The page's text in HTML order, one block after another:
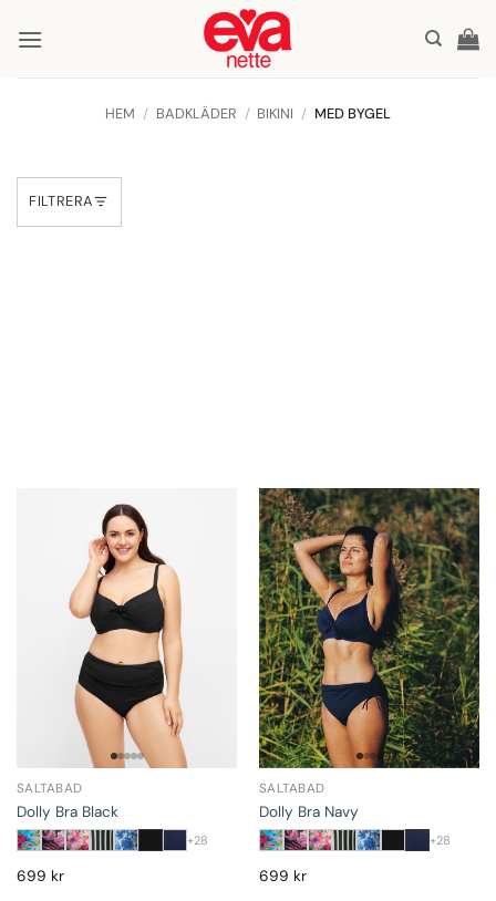
HEM / BADKLÄDER / BIKINI / MED BYGEL
FILTRERA
SALTABAD
Dolly Bra Black
+28
699 kr
SALTABAD
Dolly Bra Navy
+28
699 kr